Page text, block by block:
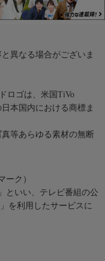
異なる場合がございま
ロゴは、米国TiVo
本国内における商標ま
等あらゆる素材の無断
ーク）
といい、テレビ番組の公
を利用したサービスに